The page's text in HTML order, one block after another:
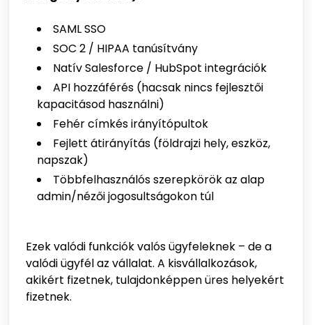
SAML SSO
SOC 2 / HIPAA tanúsítvány
Natív Salesforce / HubSpot integrációk
API hozzáférés (hacsak nincs fejlesztői
kapacitásod használni)
Fehér címkés irányítópultok
Fejlett átirányítás (földrajzi hely, eszköz,
napszak)
Többfelhasználós szerepkörök az alap
admin/nézői jogosultságokon túl
Ezek valódi funkciók valós ügyfeleknek – de a
valódi ügyfél az vállalat. A kisvállalkozások,
akikért fizetnek, tulajdonképpen üres helyekért
fizetnek.